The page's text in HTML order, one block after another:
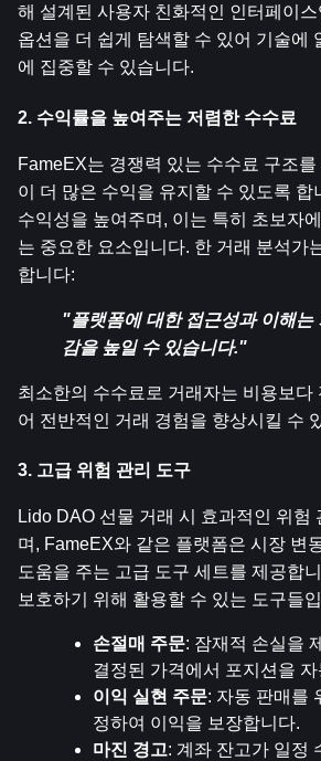
해 설계된 사용자 친화적인 인터페이
옵션을 더 쉽게 탐색할 수 있어 기술에
에 집중할 수 있습니다.
2. 수익률을 높여주는 저렴한 수수료
FameEX는 경쟁력 있는 수수료 구조
이 더 많은 수익을 유지할 수 있도록 합
수익성을 높여주며, 이는 특히 초보자
는 중요한 요소입니다. 한 거래 분석가
합니다:
"플랫폼에 대한 접근성과 이해는
감을 높일 수 있습니다."
최소한의 수수료로 거래자는 비용보다
어 전반적인 거래 경험을 향상시킬 수
3. 고급 위험 관리 도구
Lido DAO 선물 거래 시 효과적인 위험
며, FameEX와 같은 플랫폼은 시장 변
도움을 주는 고급 도구 세트를 제공합
보호하기 위해 활용할 수 있는 도구들
손절매 주문: 잠재적 손실을
결정된 가격에서 포지션을
이익 실현 주문: 자동 판매를
정하여 이익을 보장합니다.
마진 경고: 계좌 잔고가 일정